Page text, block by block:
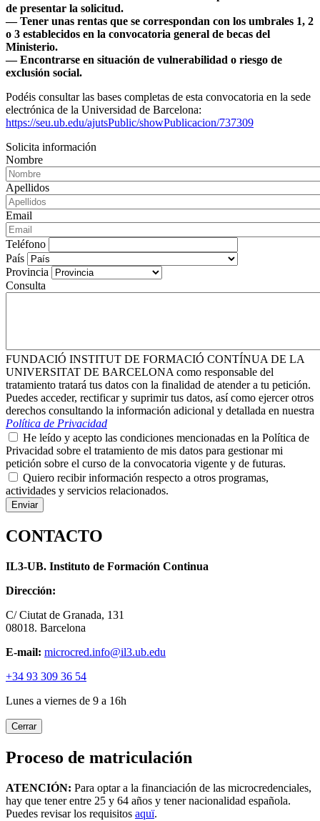
de presentar la solicitud.
— Tener unas rentas que se correspondan con los umbrales 1, 2
o 3 establecidos en la convocatoria general de becas del
Ministerio.
— Encontrarse en situación de vulnerabilidad o riesgo de
exclusión social.
Podéis consultar las bases completas de esta convocatoria en la sede
electrónica de la Universidad de Barcelona:
https://seu.ub.edu/ajutsPublic/showPublicacion/737309
Solicita información
Nombre
Apellidos
Email
Teléfono
País
Provincia
Consulta
FUNDACIÓ INSTITUT DE FORMACIÓ CONTÍNUA DE LA
UNIVERSITAT DE BARCELONA como responsable del
tratamiento tratará tus datos con la finalidad de atender a tu petición.
Puedes acceder, rectificar y suprimir tus datos, así como ejercer otros
derechos consultando la información adicional y detallada en nuestra
Política de Privacidad
He leído y acepto las condiciones mencionadas en la Política de
Privacidad sobre el tratamiento de mis datos para gestionar mi
petición sobre el curso de la convocatoria vigente y de futuras.
Quiero recibir información respecto a otros programas,
actividades y servicios relacionados.
CONTACTO
IL3-UB. Instituto de Formación Continua
Dirección:
C/ Ciutat de Granada, 131
08018. Barcelona
E-mail: microcred.info@il3.ub.edu
+34 93 309 36 54
Lunes a viernes de 9 a 16h
Cerrar
Proceso de matriculación
ATENCIÓN: Para optar a la financiación de las microcredenciales,
hay que tener entre 25 y 64 años y tener nacionalidad española.
Puedes revisar los requisitos aquï.